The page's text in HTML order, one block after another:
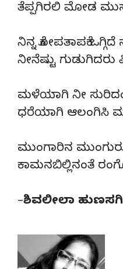
ತೆಪ್ಪಗಿರಲಿ ಮೋಡ
ನಿನ್ನ ಕೋಪತಾಪಕೆ
ನೀನೆಷ್ಟು ಗುಡುಗಿದರು
ಮಳೆಯಾಗಿ ನೀ
ಧರೆಯಾಗಿ ಆಲಂಗಿಸಿ
ಮುಂಗಾರಿನ
ಕಾಮನಬಿಲ್ಲಿನಂತೆ
–ಶಿವಲೀಲಾ